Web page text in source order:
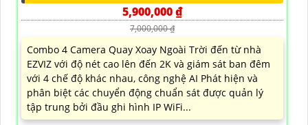
5,900,000 ₫
7,000,000 ₫
Combo 4 Camera Quay Xoay Ngoài Trời đến từ nhà
EZVIZ với độ nét cao lên đến 2K và giám sát ban đêm
với 4 chế độ khác nhau, công nghệ AI Phát hiện và
phân biệt các chuyển động chuẩn sát được quản lý
tập trung bởi đầu ghi hình IP WiFi...